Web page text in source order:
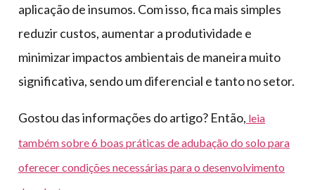
aplicação de insumos. Com isso, fica mais simples
reduzir custos, aumentar a produtividade e
minimizar impactos ambientais de maneira muito
significativa, sendo um diferencial e tanto no setor.
Gostou das informações do artigo? Então, leia
também sobre 6 boas práticas de adubação do solo para
oferecer condições necessárias para o desenvolvimento